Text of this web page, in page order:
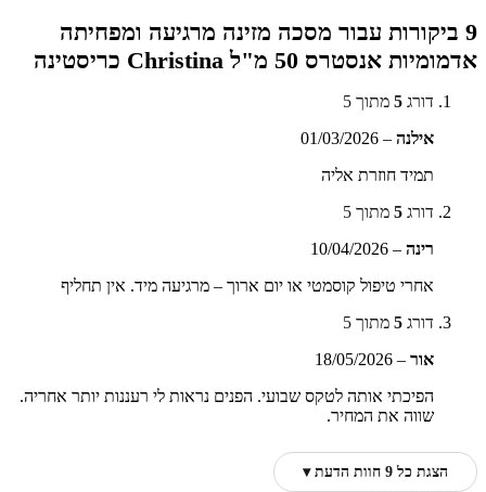
9 ביקורות עבור
מסכה מזינה מרגיעה ומפחיתה
אדמומיות אנסטרס 50 מ"ל Christina כריסטינה
דורג 5 מתוך 5
אילנה –
01/03/2026
תמיד חוזרת אליה
דורג 5 מתוך 5
רינה –
10/04/2026
אחרי טיפול קוסמטי או יום ארוך – מרגיעה מיד. אין תחליף
דורג 5 מתוך 5
אור –
18/05/2026
הפיכתי אותה לטקס שבועי. הפנים נראות לי רעננות יותר אחריה.
שווה את המחיר.
הצגת כל 9 חוות הדעת ▾